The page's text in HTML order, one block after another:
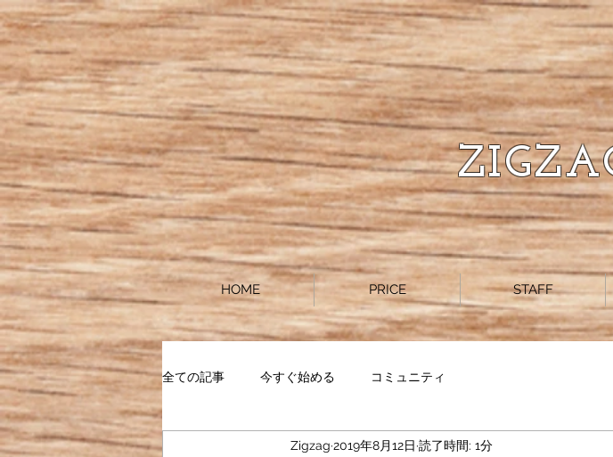
HOME PRICE STAFF
全ての記事 今すぐ始める コミュニティ
Zigzag 2019年8月12日 読了時間: 1分